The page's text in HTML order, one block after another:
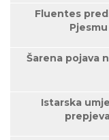
Fluentes
Šarena pojava
Istarska